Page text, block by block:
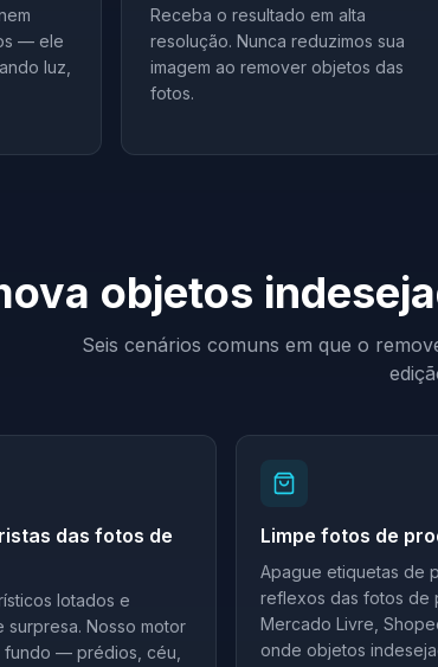
— ele
luz,
Receba o resultado em alta
resolução. Nunca reduzimos sua
imagem ao remover objetos das
fotos.
objetos
Seis cenários comuns em que o
das fotos de
lotados e
Nosso motor
fundo — prédios, céu,
Limpe fotos de
Apague etiquetas de
reflexos das fotos de
Mercado Livre,
onde objetos